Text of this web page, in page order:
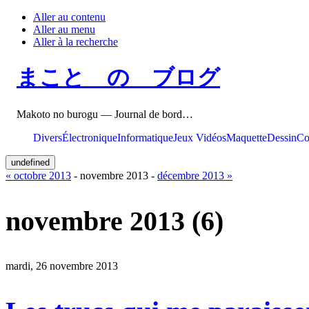
Aller au contenu
Aller au menu
Aller à la recherche
まこと の ブログ
Makoto no burogu — Journal de bord…
DiversÉlectroniqueInformatiqueJeux VidéosMaquetteDessin
undefined
« octobre 2013 - novembre 2013 - décembre 2013 »
novembre 2013 (6)
mardi, 26 novembre 2013